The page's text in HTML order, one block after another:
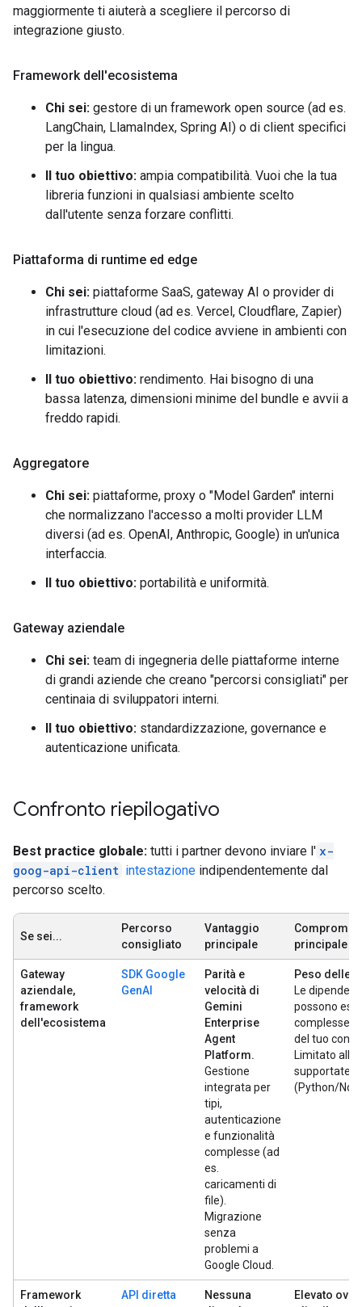
maggiormente ti aiuterà a scegliere il percorso di
integrazione giusto.
Framework dell'ecosistema
Chi sei: gestore di un framework open source (ad es.
LangChain, LlamaIndex, Spring AI) o di client specifici
per la lingua.
Il tuo obiettivo: ampia compatibilità. Vuoi che la tua
libreria funzioni in qualsiasi ambiente scelto
dall'utente senza forzare conflitti.
Piattaforma di runtime ed edge
Chi sei: piattaforme SaaS, gateway AI o provider di
infrastrutture cloud (ad es. Vercel, Cloudflare, Zapier)
in cui l'esecuzione del codice avviene in ambienti con
limitazioni.
Il tuo obiettivo: rendimento. Hai bisogno di una
bassa latenza, dimensioni minime del bundle e avvii a
freddo rapidi.
Aggregatore
Chi sei: piattaforme, proxy o "Model Garden" interni
che normalizzano l'accesso a molti provider LLM
diversi (ad es. OpenAI, Anthropic, Google) in un'unica
interfaccia.
Il tuo obiettivo: portabilità e uniformità.
Gateway aziendale
Chi sei: team di ingegneria delle piattaforme interne
di grandi aziende che creano "percorsi consigliati" per
centinaia di sviluppatori interni.
Il tuo obiettivo: standardizzazione, governance e
autenticazione unificata.
Confronto riepilogativo
Best practice globale: tutti i partner devono inviare l' x-
goog-api-client intestazione indipendentemente dal
percorso scelto.
Se sei...
Percorso
consigliato
Vantaggio
principale
principale
Gateway
aziendale,
framework
dell'ecosistema
SDK Google
GenAI
Parità e
velocità di
Gemini
Enterprise
Agent
Platform.
Gestione
integrata per
tipi,
autenticazione
e funzionalità
complesse (ad
es.
caricamenti di
file).
Migrazione
senza
problemi a
Google Cloud.
Peso delle
Le
possono
complesse e
del tuo
Limitato alle
supportate
(Python/
Framework
API diretta
Nessuna
Elevato